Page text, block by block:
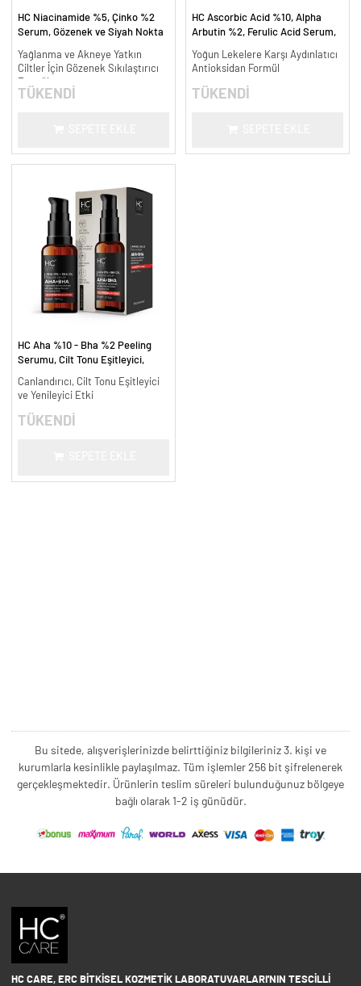
HC Niacinamide %5, Çinko %2
Serum, Gözenek ve Siyah Nokta
30 ml.
Yağlanma ve Akneye Yatkın
Ciltler İçin Gözenek Sıkılaştırıcı
Formül
TÜKENDİ
HC Ascorbic Acid %10, Alpha
Arbutin %2, Ferulic Acid Serum,
ml.
Yoğun Lekelere Karşı Aydınlatıcı
Antioksidan Formül
TÜKENDİ
HC Aha %10 - Bha %2 Peeling
Serumu, Cilt Tonu Eşitleyici,
Canlandırıcı, Cilt Tonu Eşitleyici
ve Yenileyici Etki
TÜKENDİ
Bu sitede, alışverişlerinizde belirttiğiniz bilgileriniz 3. kişi ve
kurumlarla kesinlikle paylaşılmaz. Tüm işlemler 256 bit şifrelenerek
gerçekleşmektedir. Ürünlerin teslim süreleri bulunduğunuz bölgeye
bağlı olarak 1-2 iş günüdür.
HC CARE, ERC BITKISEL KOZMETIK LABORATUVARLARI'NIN TESCILLI